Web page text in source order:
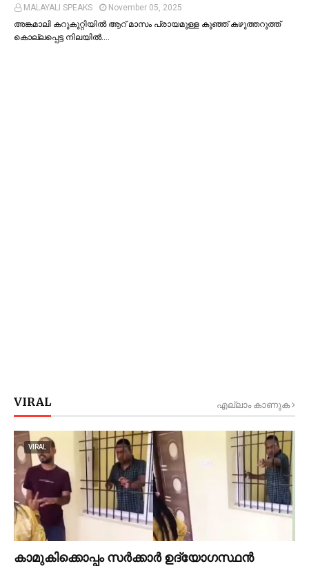
MALAYALI SPEAKS
November 05, 2025
അങ്കമാലി കറുകുറ്റിയില്‍ ആറ് മാസം പ്രായമുള്ള കുഞ്ഞ് കഴുത്തറുത്ത്
കൊല്ലപ്പെട്ട നിലയില്‍.…
VIRAL എല്ലാം കാണുക
VIRAL
കാമുകിക്കൊപ്പം സര്‍ക്കാര്‍ ഉദ്യോഗസ്ഥൻ